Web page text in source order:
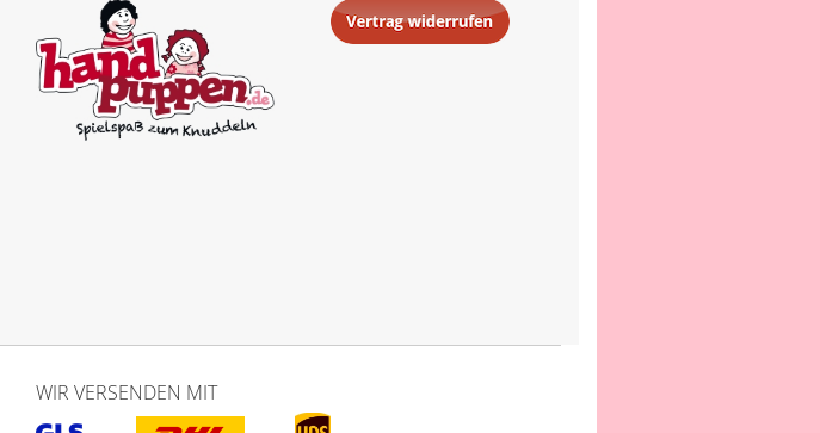
WIR VERSENDEN MIT